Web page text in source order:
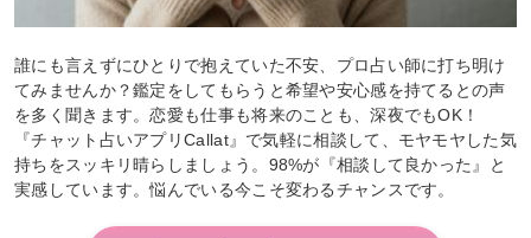
誰にも言えずにひとりで抱えていた不安、プロ占い師に打ち明け
てみませんか？鑑定をしてもらうと希望や安心感を持てるとの声
を多く聞きます。恋愛も仕事も将来のことも、深夜でもOK！
『チャット占いアプリCallat』で気軽に相談して、モヤモヤした気
持ちをスッキリ晴らしましょう。98%が『相談して良かった』と
実感しています。悩んでいる今こそ変わるチャンスです。